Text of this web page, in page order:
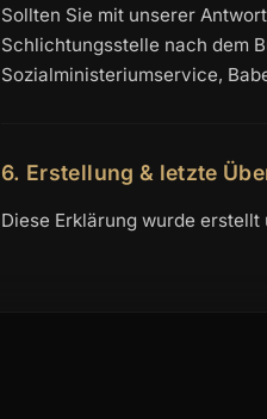
Sollten Sie mit unserer
Schlichtungsstelle nach dem
Sozialministeriumservice,
6. Erstellung & letzte
Diese Erklärung wurde